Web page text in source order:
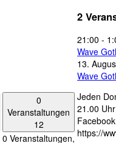
0
Veranstaltungen
12
0 Veranstaltungen,
2
21:00 -
Wave
13.
Wave
Jeden
21.00
https://